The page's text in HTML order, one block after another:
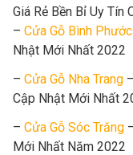
Giá Rẻ Bền Bỉ Uy Tín
– Cửa Gỗ Bình Phước
Nhật Mới Nhất 2022
– Cửa Gỗ Nha Trang
Cập Nhật Mới Nhất
– Cửa Gỗ Sóc Trăng
Mới Nhất Năm 2022